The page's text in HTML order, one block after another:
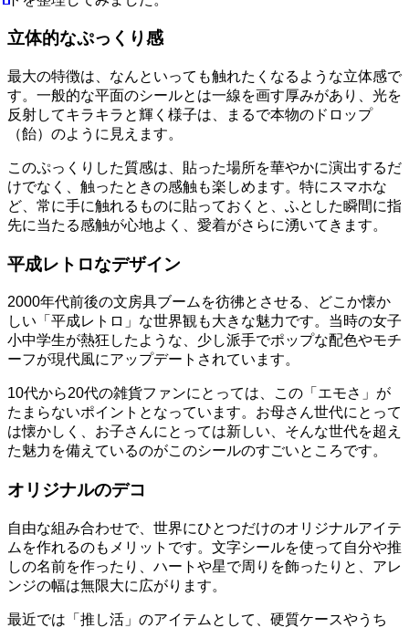
立体的なぷっくり感
最大の特徴は、なんといっても触れたくなるような立体感で
す。一般的な平面のシールとは一線を画す厚みがあり、光を
反射してキラキラと輝く様子は、まるで本物のドロップ
（飴）のように見えます。
このぷっくりした質感は、貼った場所を華やかに演出するだ
けでなく、触ったときの感触も楽しめます。特にスマホな
ど、常に手に触れるものに貼っておくと、ふとした瞬間に指
先に当たる感触が心地よく、愛着がさらに湧いてきます。
平成レトロなデザイン
2000年代前後の文房具ブームを彷彿とさせる、どこか懐か
しい「平成レトロ」な世界観も大きな魅力です。当時の女子
小中学生が熱狂したような、少し派手でポップな配色やモチ
ーフが現代風にアップデートされています。
10代から20代の雑貨ファンにとっては、この「エモさ」が
たまらないポイントとなっています。お母さん世代にとって
は懐かしく、お子さんにとっては新しい、そんな世代を超え
た魅力を備えているのがこのシールのすごいところです。
オリジナルのデコ
自由な組み合わせで、世界にひとつだけのオリジナルアイテ
ムを作れるのもメリットです。文字シールを使って自分や推
しの名前を作ったり、ハートや星で周りを飾ったりと、アレ
ンジの幅は無限大に広がります。
最近では「推し活」のアイテムとして、硬質ケースやうち